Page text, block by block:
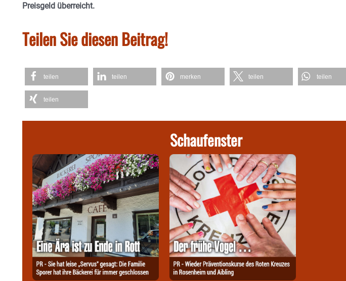
Preisgeld überreicht.
Teilen Sie diesen Beitrag!
teilen teilen merken teilen teilen
teilen
Schaufenster